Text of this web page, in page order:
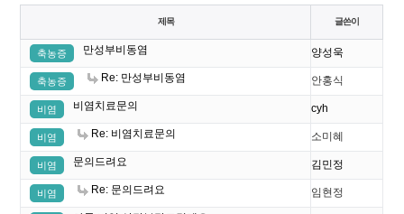
제목 글쓴이
축농증 만성부비동염 양성욱
축농증 Re: 만성부비동염 안홍식
비염 비염치료문의 cyh
비염 Re: 비염치료문의 소미혜
비염 문의드려요 김민정
비염 Re: 문의드려요 임현정